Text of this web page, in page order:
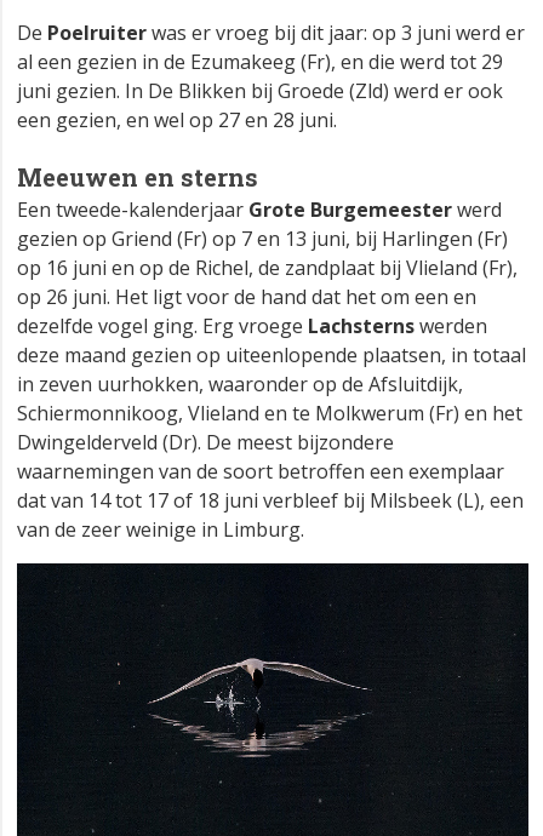
De Poelruiterwas er vroeg bij dit jaar: op 3 juni werd er
al een gezien in de Ezumakeeg (Fr), en die werd tot 29
juni gezien. In De Blikken bij Groede (Zld) werd er ook
een gezien, en wel op 27 en 28 juni.
Meeuwen en sterns
Een tweede-kalenderjaar Grote Burgemeesterwerd
gezien op Griend (Fr) op 7 en 13 juni, bij Harlingen (Fr)
op 16 juni en op de Richel, de zandplaat bij Vlieland (Fr),
op 26 juni. Het ligt voor de hand dat het om een en
dezelfde vogel ging. Erg vroege Lachsternswerden
deze maand gezien op uiteenlopende plaatsen, in totaal
in zeven uurhokken, waaronder op de Afsluitdijk,
Schiermonnikoog, Vlieland en te Molkwerum (Fr) en het
Dwingelderveld (Dr). De meest bijzondere
waarnemingen van de soort betroffen een exemplaar
dat van 14 tot 17 of 18 juni verbleef bij Milsbeek (L), een
van de zeer weinige in Limburg.